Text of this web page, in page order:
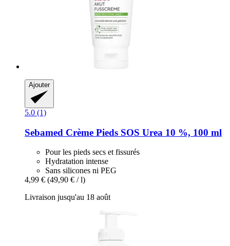
Ajouter
5.0 (1)
Sebamed Crème Pieds SOS Urea 10 %, 100 ml
Pour les pieds secs et fissurés
Hydratation intense
Sans silicones ni PEG
4,99 € (49,90 € / l)
Livraison jusqu'au 18 août